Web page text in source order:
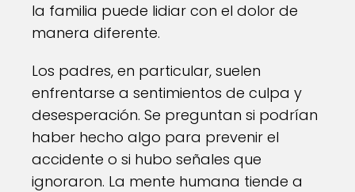
la familia puede lidiar con el dolor de
manera diferente.
Los padres, en particular, suelen
enfrentarse a sentimientos de culpa y
desesperación. Se preguntan si podrían
haber hecho algo para prevenir el
accidente o si hubo señales que
ignoraron. La mente humana tiende a